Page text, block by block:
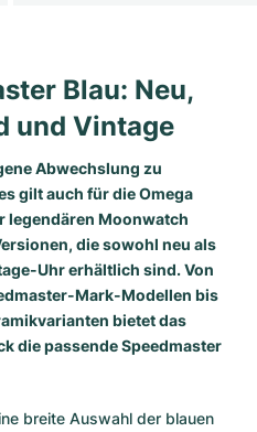
Blau: Neu,
und Vintage
Abwechslung zu
gilt auch für die Omega
legendären Moonwatch
die sowohl neu als
Uhr erhältlich sind. Von
Mark-Modellen bis
bietet das
die passende Speedmaster
breite Auswahl der blauen